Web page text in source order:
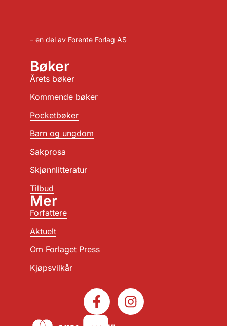
– en del av Forente Forlag AS
Bøker
Årets bøker
Kommende bøker
Pocketbøker
Barn og ungdom
Sakprosa
Skjønnlitteratur
Tilbud
Mer
Forfattere
Aktuelt
Om Forlaget Press
Kjøpsvilkår